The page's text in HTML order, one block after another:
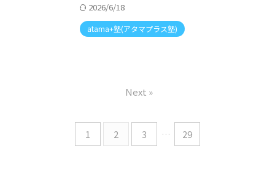
2026/6/18
atama+塾(アタマプラス塾)
1 2 3 … 29
Next »